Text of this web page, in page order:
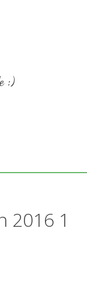
:)
2016 1